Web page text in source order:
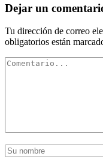
Dejar un
Tu dirección de correo
obligatorios están